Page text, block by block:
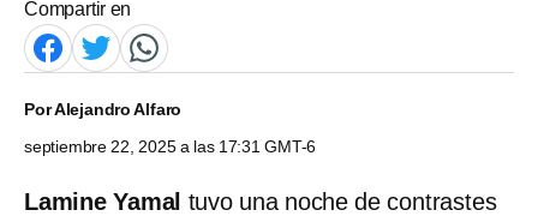
Compartir en
PorAlejandro Alfaro
septiembre 22, 2025 a las 17:31 GMT-6
Lamine Yamal tuvo una noche de contrastes